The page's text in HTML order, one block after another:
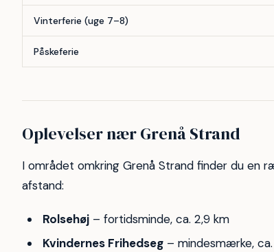
Vinterferie (uge 7–8)
Påskeferie
Oplevelser nær Grenå Strand
I området omkring Grenå Strand finder du en
afstand:
Rolsehøj– fortidsminde, ca. 2,9 km
Kvindernes Frihedseg– mindesmærke, ca.